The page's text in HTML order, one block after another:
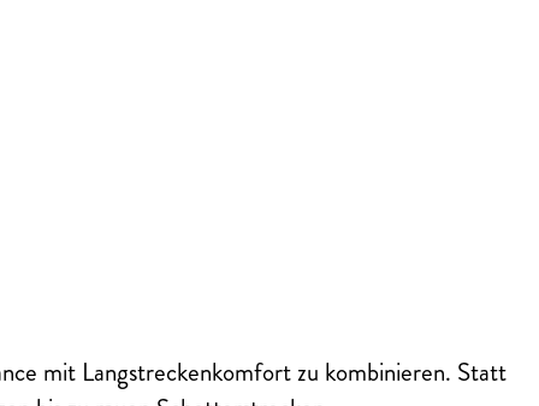
mit Langstreckenkomfort zu kombinieren. Statt